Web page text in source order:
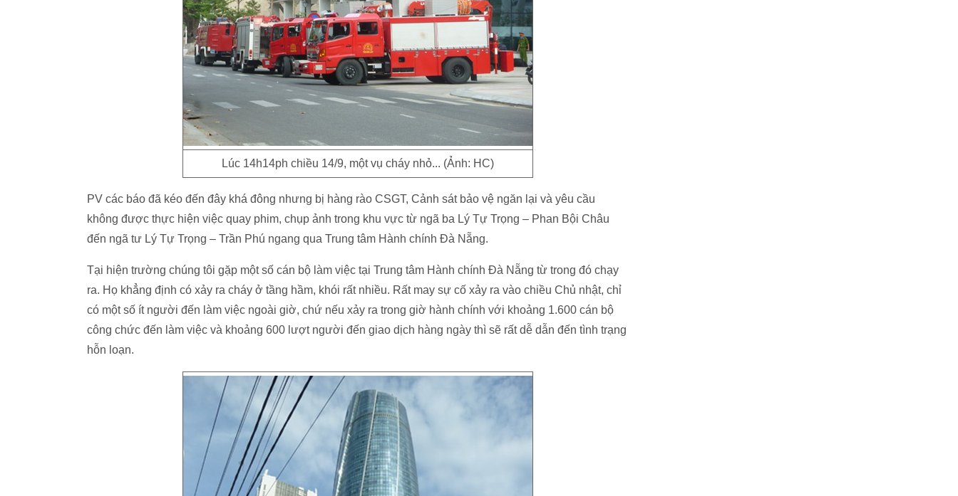
Lúc 14h14ph chiều 14/9, một vụ cháy nhỏ... (Ảnh: HC)
PV các báo đã kéo đến đây khá đông nhưng bị hàng rào CSGT, Cảnh sát bảo vệ ngăn lại và yêu cầu
không được thực hiện việc quay phim, chụp ảnh trong khu vực từ ngã ba Lý Tự Trọng – Phan Bội Châu
đến ngã tư Lý Tự Trọng – Trần Phú ngang qua Trung tâm Hành chính Đà Nẵng.
Tại hiện trường chúng tôi gặp một số cán bộ làm việc tại Trung tâm Hành chính Đà Nẵng từ trong đó chạy
ra. Họ khẳng định có xảy ra cháy ở tầng hầm, khói rất nhiều. Rất may sự cố xảy ra vào chiều Chủ nhật, chỉ
có một số ít người đến làm việc ngoài giờ, chứ nếu xảy ra trong giờ hành chính với khoảng 1.600 cán bộ
công chức đến làm việc và khoảng 600 lượt người đến giao dịch hàng ngày thì sẽ rất dễ dẫn đến tình trạng
hỗn loạn.